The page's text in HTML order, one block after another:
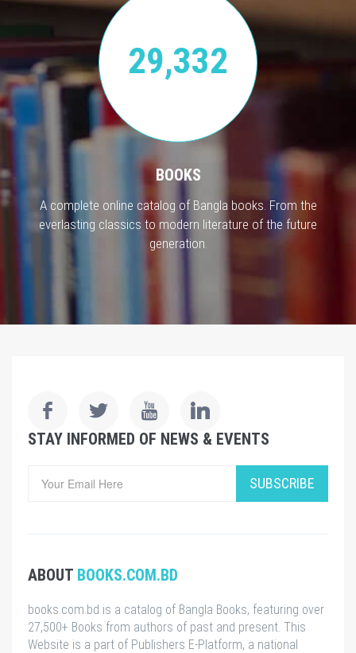
29,332
BOOKS
A complete online catalog of Bangla books. From the
everlasting classics to modern literature of the future
generation.
STAY INFORMED OF NEWS & EVENTS
SUBSCRIBE
ABOUT BOOKS.COM.BD
books.com.bd is a catalog of Bangla Books, featuring over
27,500+ Books from authors of past and present. This
Website is a part of Publishers E-Platform, a national